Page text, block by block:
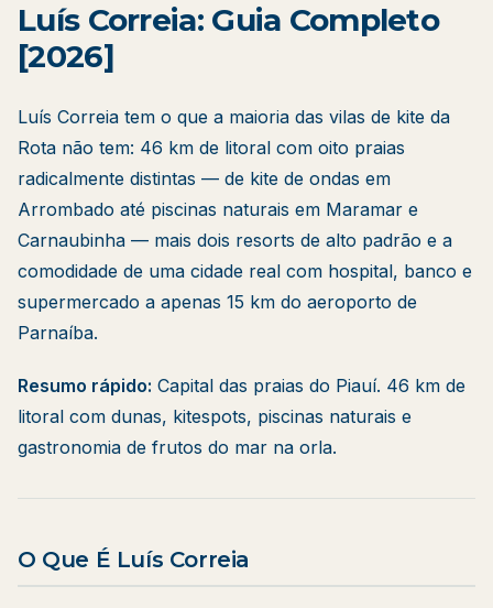
Luís Correia: Guia Completo
[2026]
Luís Correia tem o que a maioria das vilas de kite da
Rota não tem: 46 km de litoral com oito praias
radicalmente distintas — de kite de ondas em
Arrombado até piscinas naturais em Maramar e
Carnaubinha — mais dois resorts de alto padrão e a
comodidade de uma cidade real com hospital, banco e
supermercado a apenas 15 km do aeroporto de
Parnaíba.
Resumo rápido: Capital das praias do Piauí. 46 km de
litoral com dunas, kitespots, piscinas naturais e
gastronomia de frutos do mar na orla.
O Que É Luís Correia